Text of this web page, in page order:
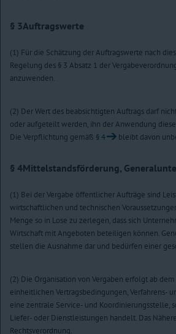
§ 3Auftragswerte
(1) Für die Schätzung der Auftragswerte nach
Regelung des § 3 Absatz 1 der
anzuwenden.
(2) Der Wert des beabsichtigten Auftrags darf
oder aufgeteilt werden, ihn der Anwendung
Die Verpflichtung gemäß § 4 bleibt davon
§ 4Mittelstandsförderung,
(1) Bei der Vergabe öffentlicher Aufträge sind
wirtschaftlichen und technischen
Menge so in Lose zu zerlegen, dass sich
Wirtschaft mit Angeboten beteiligen können.
stellen die Ausnahme dar und bedürfen einer
(2) Die Organisation von Vergaben erfolgt ab
einheitlichen Vertragsbedingungen, Verfahrens-
eine zentrale Service- und Koordinierungsstelle,
Liefer- oder Dienstleistungen handelt. Das
Rechtsverordnung.